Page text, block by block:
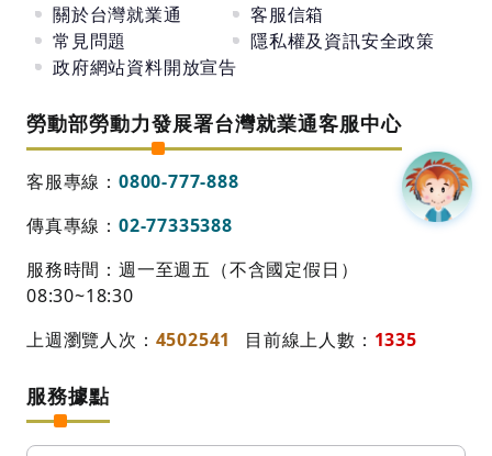
關於台灣就業通
客服信箱
常見問題
隱私權及資訊安全政策
政府網站資料開放宣告
勞動部勞動力發展署台灣就業通客服中心
客服專線： 0800-777-888
傳真專線： 02-77335388
服務時間：週一至週五（不含國定假日）
08:30~18:30
上週瀏覽人次： 4502541 目前線上人數： 1335
服務據點